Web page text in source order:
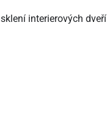
interierových dveří